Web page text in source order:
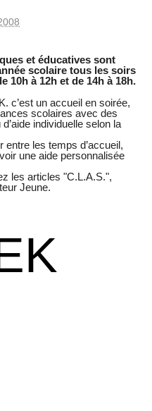
et éducatives sont
scolaire tous les soirs
10h à 12h et de 14h à 18h.
c’est un accueil en soirée,
scolaires avec des
individuelle selon la
entre les temps d’accueil,
une aide personnalisée
les articles "C.L.A.S.",
Jeune.